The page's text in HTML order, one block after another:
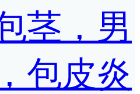
茎，男
包皮炎